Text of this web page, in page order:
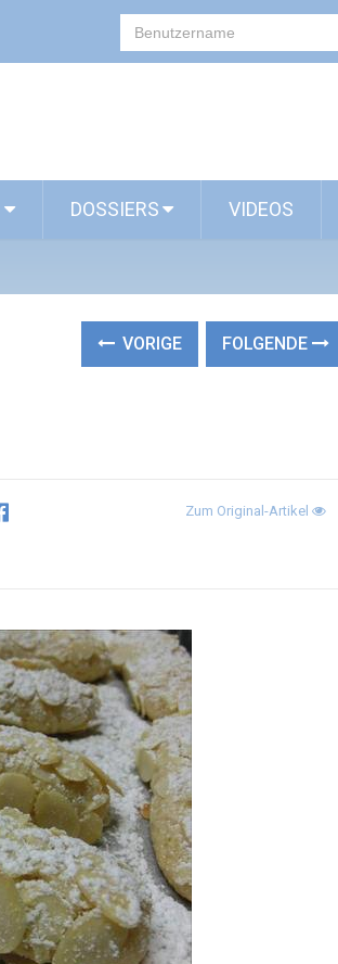
DOSSIERS VIDEOS
VORIGE FOLGENDE
Zum Original-Artikel